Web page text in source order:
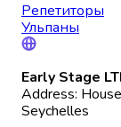
Репетиторы
Ульпаны
Early Stage
Address:
Seychelles